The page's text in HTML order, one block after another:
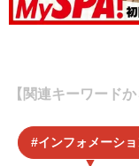
【関連キーワード
インフォメーシ